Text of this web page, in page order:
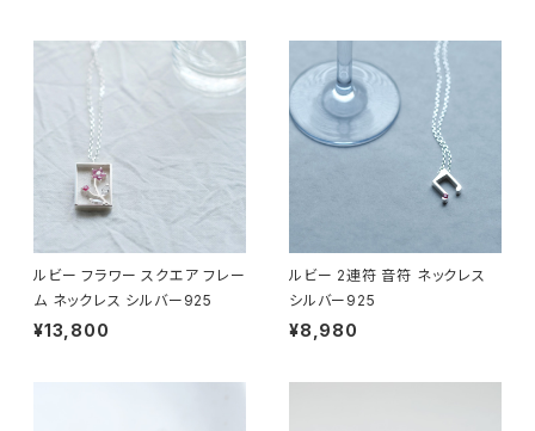
ルビー フラワー スクエア フレー
ム ネックレス シルバー925
¥13,800
ルビー 2連符 音符 ネックレス
シルバー925
¥8,980